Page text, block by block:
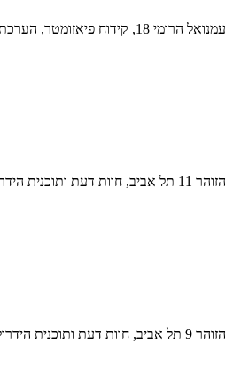
עמנואל הרומי 18, קידוח פיאזומטר, הערכת מפלסים, השפלת מי תהום
הזוהר 11 תל אביב, חוות דעת ותוכנית הידרולוגית לניהול מי נגר
הזוהר 9 תל אביב, חוות דעת ותוכנית הידרולוגית לניהול מי נגר